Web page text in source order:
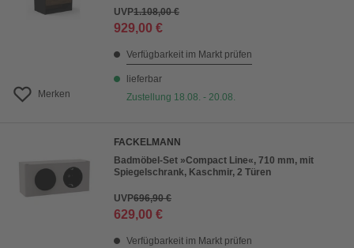
Merken
UVP1.108,00 €
929,00 €
Verfügbarkeit im Markt prüfen
lieferbar
Zustellung 18.08. - 20.08.
FACKELMANN
Badmöbel-Set »Compact Line«, 710 mm, mit
Spiegelschrank, Kaschmir, 2 Türen
UVP696,90 €
629,00 €
Verfügbarkeit im Markt prüfen